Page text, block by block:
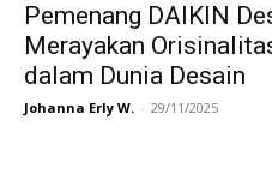
Pemenang DAIKIN
Merayakan
dalam Dunia Desain
Johanna Erly W. - 29/11/2025